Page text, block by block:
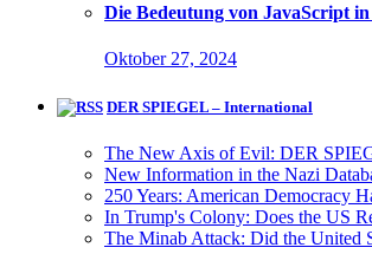
Die Bedeutung von JavaScript
Oktober 27, 2024
DER SPIEGEL – International
The New Axis of Evil: DER
New Information in the Nazi
250 Years: American Democracy
In Trump's Colony: Does the US
The Minab Attack: Did the United